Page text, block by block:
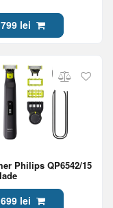
lei
Philips QP6542/15
lei